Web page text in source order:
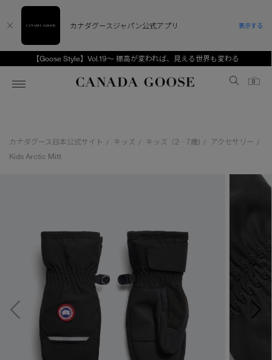
【Goose Style】Vol.19～ 標高が変われば、見える世界も変わる
Canada Goose
0
スプリングコレクション
FW26コレクション
サマー 26 コレクション
サマー 26 コレクションLOOK
日本限定モデル
スノーグース
FW26コレクション
サマー 26 コレクション
サマー 26 コレクションLOOK
日本限定モデル
スノーグース
ユース（6＋歳)
コレクション
ウェアの下取り・再販を通じて、長く愛される製
品の価値を受け継いでいきます。
アーカイブの希少なピースもご覧いただけます。
カナダグース日本公式サイト / キッズ / キッズ（2‐7歳) / アクセサリー /
Kids Arctic Mitt
カナダグースジャパン公式アプリ 表示する